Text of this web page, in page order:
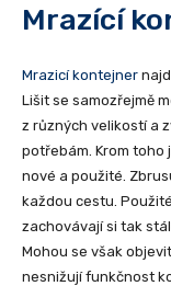
Mrazící
Mrazicí kontejner
Lišit se samozřejmě
z různých velikostí a
potřebám. Krom
nové a použité.
každou cestu.
zachovávají si tak
Mohou se však
nesnižují funkčnost